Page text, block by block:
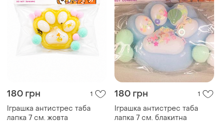
180 грн 1
Іграшка антистрес таба
лапка 7 см. жовта
180 грн 1
Іграшка антистрес таба
лапка 7 см. блакитна